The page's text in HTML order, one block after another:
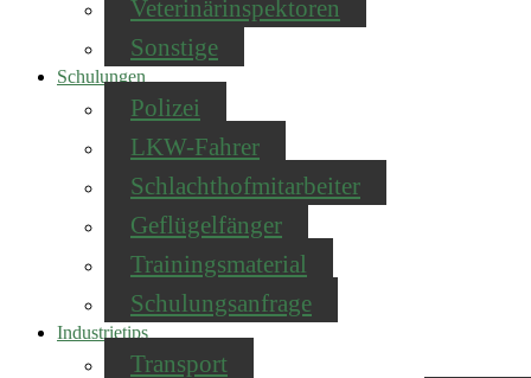
Veterinärinspektoren
Sonstige
Schulungen
Polizei
LKW-Fahrer
Schlachthofmitarbeiter
Geflügelfänger
Trainingsmaterial
Schulungsanfrage
Industrietips
Transport